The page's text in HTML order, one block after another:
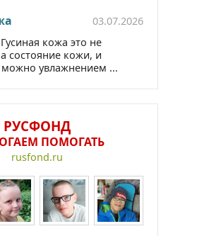
03.07.2026
Гусиная кожа это не
состояние кожи, и
можно увлажнением ...
РУСФОНД
ПОМОГАТЬ
rusfond.ru